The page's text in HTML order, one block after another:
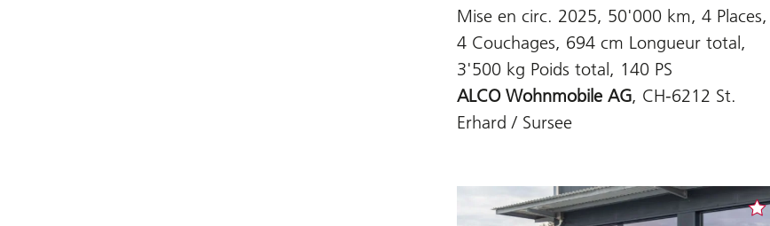
Mise en circ. 2025, 50'000 km, 4 Places,
4 Couchages, 694 cm Longueur total,
3'500 kg Poids total, 140 PS
ALCO Wohnmobile AG, CH-6212 St.
Erhard / Sursee